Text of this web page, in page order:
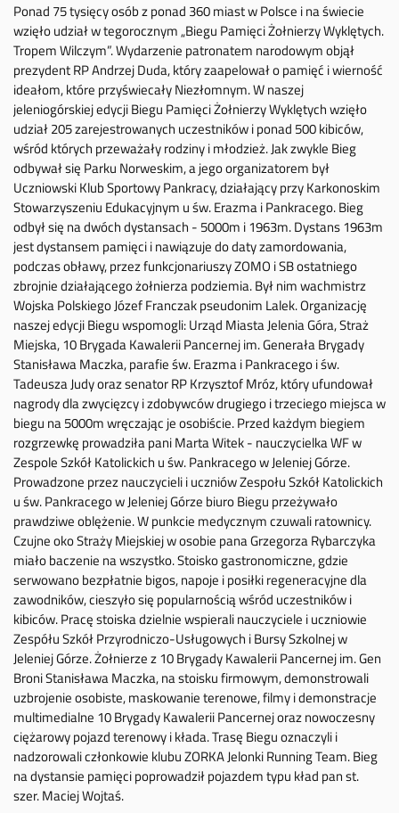
Ponad 75 tysięcy osób z ponad 360 miast w Polsce i na świecie
wzięło udział w tegorocznym „Biegu Pamięci Żołnierzy Wyklętych.
Tropem Wilczym”. Wydarzenie patronatem narodowym objął
prezydent RP Andrzej Duda, który zaapelował o pamięć i wierność
ideałom, które przyświecały Niezłomnym. W naszej
jeleniogórskiej edycji Biegu Pamięci Żołnierzy Wyklętych wzięło
udział 205 zarejestrowanych uczestników i ponad 500 kibiców,
wśród których przeważały rodziny i młodzież. Jak zwykle Bieg
odbywał się Parku Norweskim, a jego organizatorem był
Uczniowski Klub Sportowy Pankracy, działający przy Karkonoskim
Stowarzyszeniu Edukacyjnym u św. Erazma i Pankracego. Bieg
odbył się na dwóch dystansach - 5000m i 1963m. Dystans 1963m
jest dystansem pamięci i nawiązuje do daty zamordowania,
podczas obławy, przez funkcjonariuszy ZOMO i SB ostatniego
zbrojnie działającego żołnierza podziemia. Był nim wachmistrz
Wojska Polskiego Józef Franczak pseudonim Lalek. Organizację
naszej edycji Biegu wspomogli: Urząd Miasta Jelenia Góra, Straż
Miejska, 10 Brygada Kawalerii Pancernej im. Generała Brygady
Stanisława Maczka, parafie św. Erazma i Pankracego i św.
Tadeusza Judy oraz senator RP Krzysztof Mróz, który ufundował
nagrody dla zwycięzcy i zdobywców drugiego i trzeciego miejsca w
biegu na 5000m wręczając je osobiście. Przed każdym biegiem
rozgrzewkę prowadziła pani Marta Witek - nauczycielka WF w
Zespole Szkół Katolickich u św. Pankracego w Jeleniej Górze.
Prowadzone przez nauczycieli i uczniów Zespołu Szkół Katolickich
u św. Pankracego w Jeleniej Górze biuro Biegu przeżywało
prawdziwe oblężenie. W punkcie medycznym czuwali ratownicy.
Czujne oko Straży Miejskiej w osobie pana Grzegorza Rybarczyka
miało baczenie na wszystko. Stoisko gastronomiczne, gdzie
serwowano bezpłatnie bigos, napoje i posiłki regeneracyjne dla
zawodników, cieszyło się popularnością wśród uczestników i
kibiców. Pracę stoiska dzielnie wspierali nauczyciele i uczniowie
Zespółu Szkół Przyrodniczo-Usługowych i Bursy Szkolnej w
Jeleniej Górze. Żołnierze z 10 Brygady Kawalerii Pancernej im. Gen
Broni Stanisława Maczka, na stoisku firmowym, demonstrowali
uzbrojenie osobiste, maskowanie terenowe, filmy i demonstracje
multimedialne 10 Brygady Kawalerii Pancernej oraz nowoczesny
ciężarowy pojazd terenowy i kłada. Trasę Biegu oznaczyli i
nadzorowali członkowie klubu ZORKA Jelonki Running Team. Bieg
na dystansie pamięci poprowadził pojazdem typu kład pan st.
szer. Maciej Wojtaś.